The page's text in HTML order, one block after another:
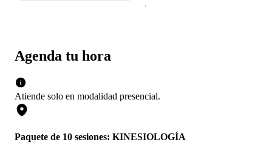
Agenda tu hora
Atiende solo en modalidad presencial.
Paquete de 10 sesiones: KINESIOLOGÍA